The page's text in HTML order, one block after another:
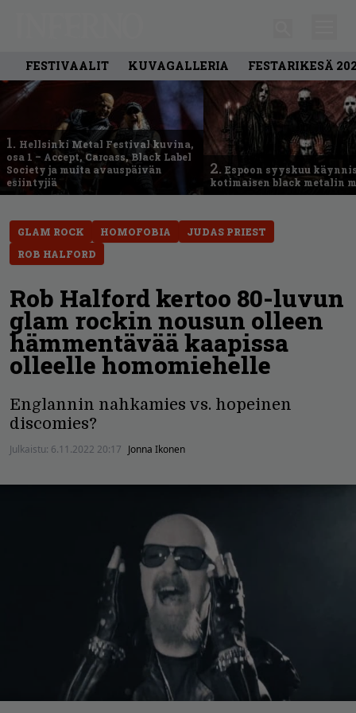
FESTIVAALIT KUVAGALLERIA FESTARIKESÄ
1. Hellsinki Metal Festival kuvina,
osa 1 – Accept, Carcass, Black Label
Society ja muita avauspäivän
esiintyjiä
2. Espoon syyskuu
kotimaisen black metalin
GLAM ROCK HOMOFOBIA
JUDAS PRIEST
ROB HALFORD
Rob Halford kertoo 80-luvun
glam rockin nousun olleen
hämmentävää kaapissa
olleelle homomiehelle
Englannin nahkamies vs. hopeinen
discomies?
Julkaistu: 6.11.2022 20:17 Jonna Ikonen